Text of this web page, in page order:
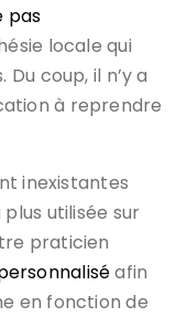
pas
locale qui
coup, il n’y a
à reprendre
inexistantes
utilisée sur
praticien
afin
en fonction de